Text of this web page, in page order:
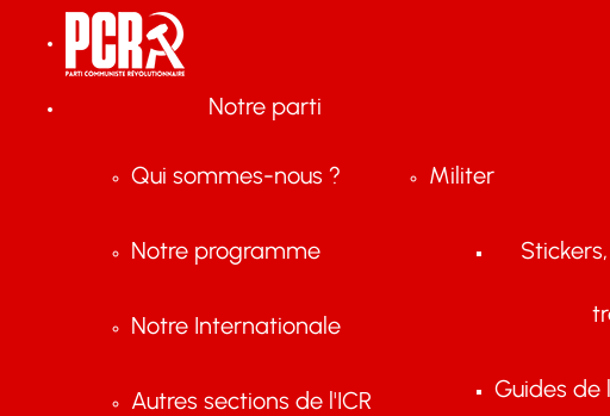
Notre parti
Qui sommes-nous ?
Notre programme
Notre Internationale
Autres sections de l'ICR
Militer
Guides de